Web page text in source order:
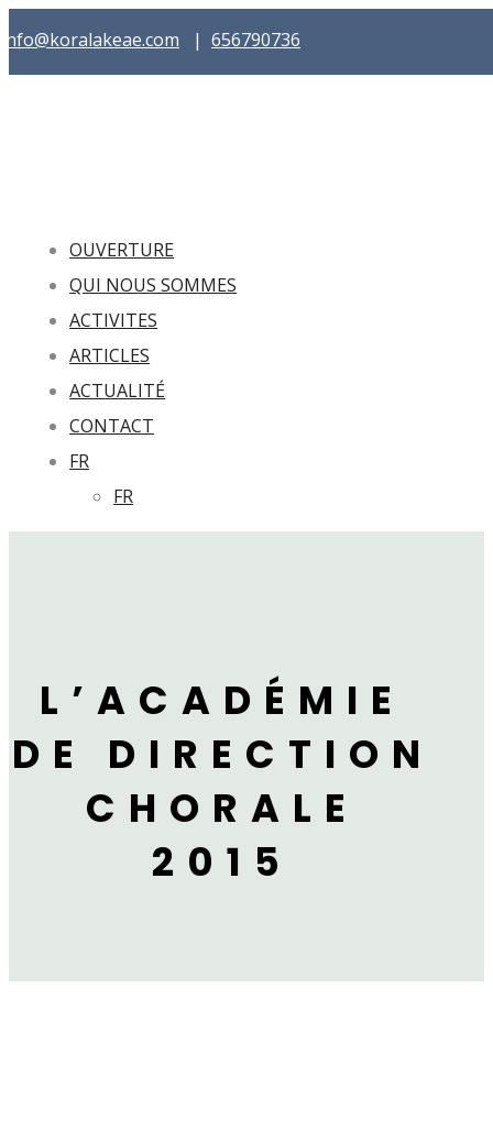
info@koralakeae.com | 656790736
OUVERTURE
QUI NOUS SOMMES
ACTIVITES
ARTICLES
ACTUALITÉ
CONTACT
FR
FR
L’ACADÉMIE
DE DIRECTION
CHORALE
2015